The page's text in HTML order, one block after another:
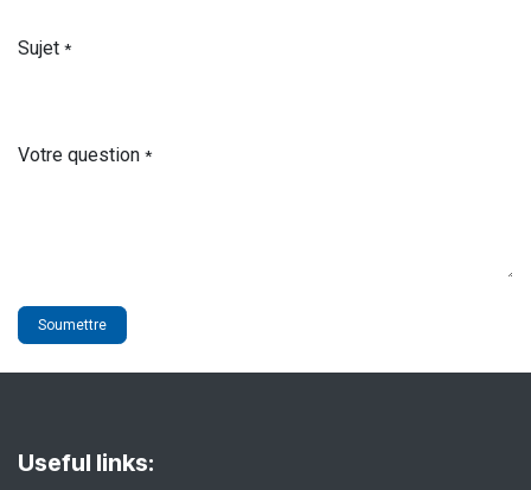
Sujet *
Votre question *
Soumettre
Useful links: